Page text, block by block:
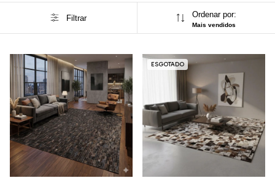
Filtrar Ordenar por:
Mais vendidos
ESGOTADO